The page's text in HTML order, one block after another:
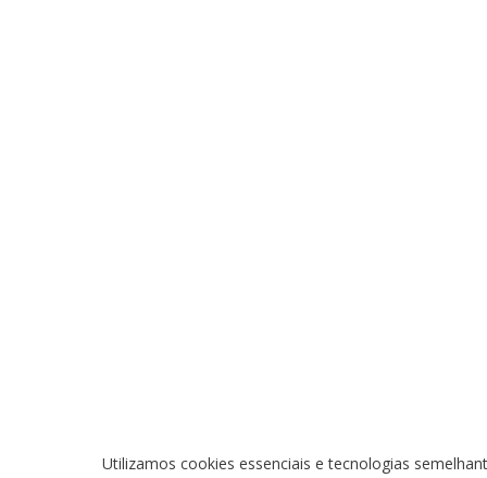
Utilizamos cookies essenciais e tecnologias